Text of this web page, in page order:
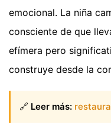
emocional. La niña
consciente de que
efímera pero
construye desde la
🔗 Leer más: